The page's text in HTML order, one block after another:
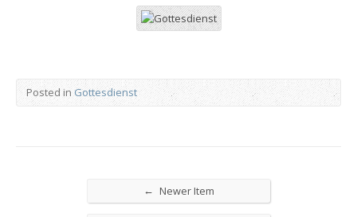
Posted in Gottesdienst
← Newer Item